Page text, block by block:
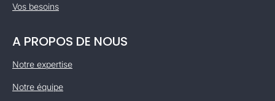
Vos besoins
A PROPOS DE NOUS
Notre expertise
Notre équipe